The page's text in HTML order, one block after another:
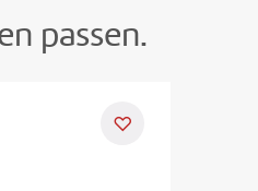
passen.